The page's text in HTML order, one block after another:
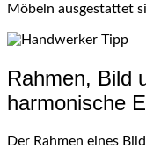
Möbeln ausgestattet
Rahmen, Bild
harmonische
Der Rahmen eines